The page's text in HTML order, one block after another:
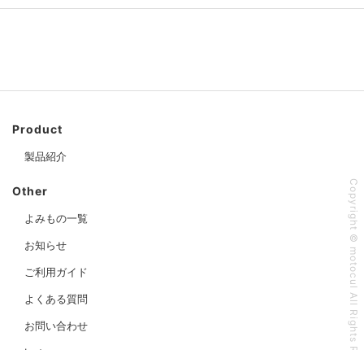
Product
製品紹介
Other
よみもの一覧
お知らせ
ご利用ガイド
よくある質問
お問い合わせ Copyright © motocul All Rights Reserved